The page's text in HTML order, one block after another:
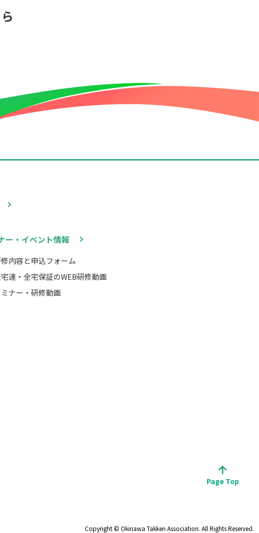
ー・イベント情報
内容と申込フォーム
連・全宅保証のWEB研修動画
ナー・研修動画
Copyright © Okinawa Takken Association. All Rights Reserved.
Page Top